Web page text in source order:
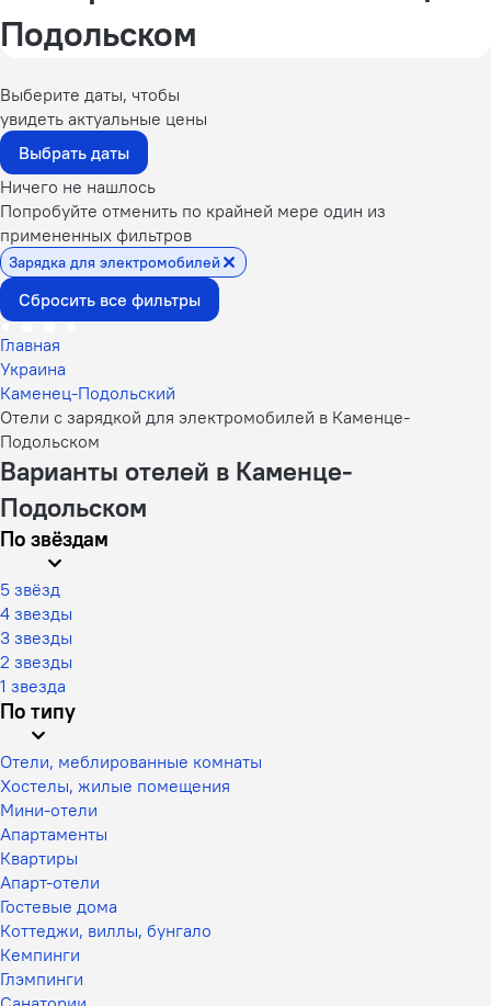
Подольском
Выберите даты, чтобы
увидеть актуальные цены
Выбрать даты
Ничего не нашлось
Попробуйте отменить по крайней мере один из
примененных фильтров
Зарядка для электромобилей
Сбросить все фильтры
Главная
Украина
Каменец-Подольский
Отели с зарядкой для электромобилей в Каменце-
Подольском
Варианты отелей в Каменце-
Подольском
По звёздам
5 звёзд
4 звезды
3 звезды
2 звезды
1 звезда
По типу
Отели, меблированные комнаты
Хостелы, жилые помещения
Мини-отели
Апартаменты
Квартиры
Апарт-отели
Гостевые дома
Коттеджи, виллы, бунгало
Кемпинги
Глэмпинги